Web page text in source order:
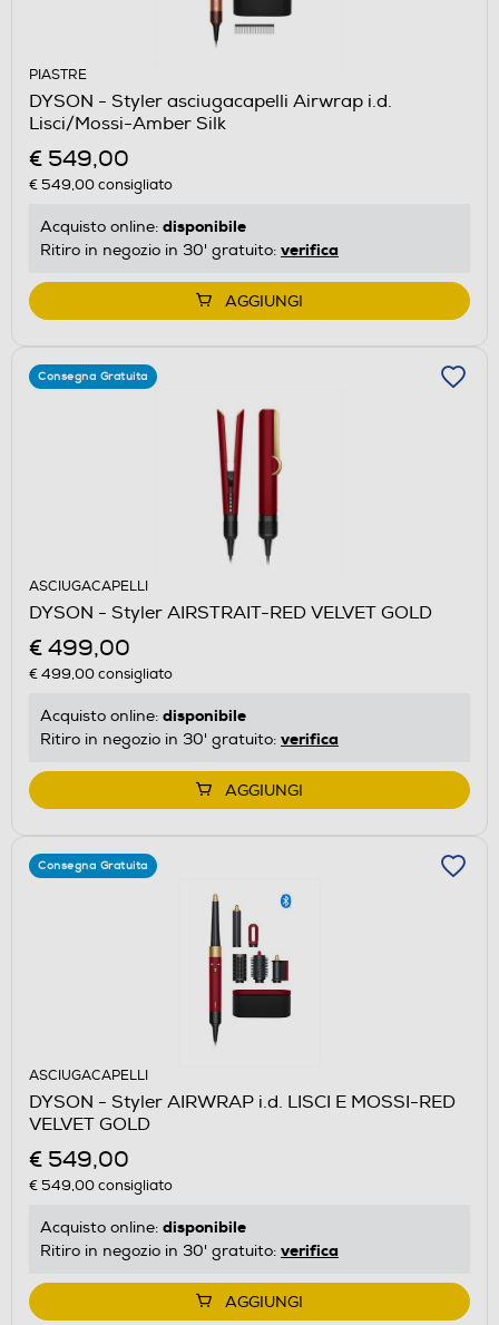
PIASTRE
DYSON - Styler asciugacapelli Airwrap i.d.
Lisci/Mossi-Amber Silk
€ 549,00
€ 549,00consigliato
Acquisto online: disponibile
Ritiro in negozio in 30' gratuito: verifica
AGGIUNGI
Consegna Gratuita
ASCIUGACAPELLI
DYSON - Styler AIRSTRAIT-RED VELVET GOLD
€ 499,00
€ 499,00consigliato
Acquisto online: disponibile
Ritiro in negozio in 30' gratuito: verifica
AGGIUNGI
Consegna Gratuita
ASCIUGACAPELLI
DYSON - Styler AIRWRAP i.d. LISCI E MOSSI-RED
VELVET GOLD
€ 549,00
€ 549,00consigliato
Acquisto online: disponibile
Ritiro in negozio in 30' gratuito: verifica
AGGIUNGI